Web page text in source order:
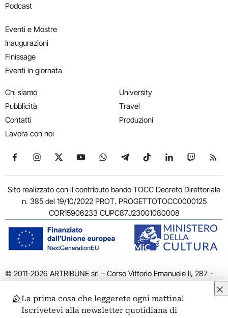
Podcast
Eventi e Mostre
Inaugurazioni
Finissage
Eventi in giornata
Chi siamo
Pubblicità
Contatti
Lavora con noi
University
Travel
Produzioni
Seguici su Facebook
Seguici su Instagram
Seguici su X
Seguici su YouTube
Seguici su WhatsApp
Seguici su Telegram
Seguici su TikTok
Seguici su
Seguici
Sito realizzato con il contributo bando TOCC Decreto Direttoriale
n. 385 del 19/10/2022 PROT. PROGETTOTOCC0000125
COR15906233 CUPC87J23001080008
© 2011-2026 ARTRIBUNE srl – Corso Vittorio Emanuele II, 287 –
Privacy: Responsabile della protezione dei dati personali
ARTRIBUNE srl – Corso Vittorio Emanuele II, 287 – 00186 Roma
La prima cosa che leggerete ogni mattina!
Iscrivetevi alla newsletter quotidiana di